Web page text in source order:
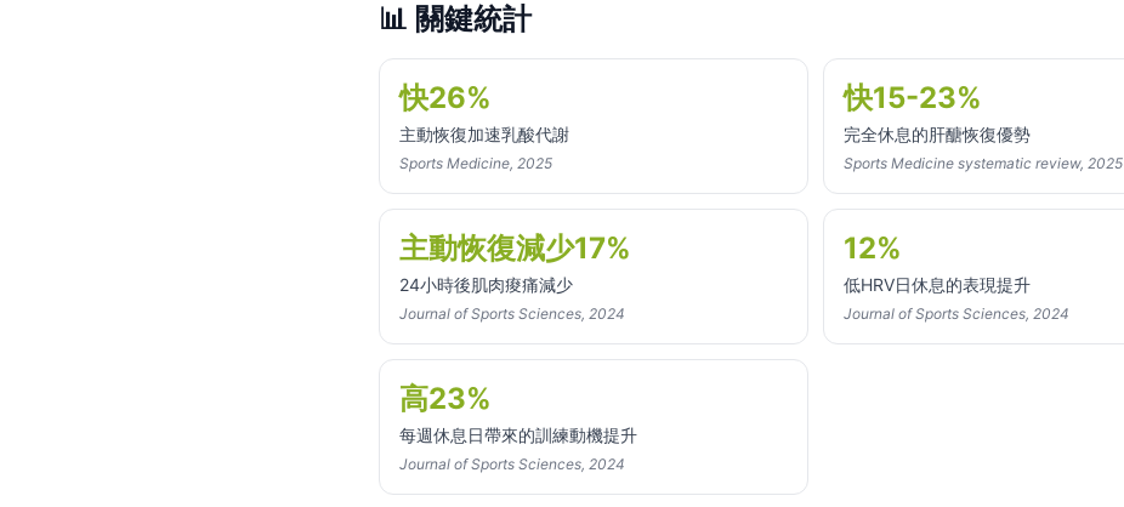
📊 關鍵統計
快26%
主動恢復加速乳酸代謝
Sports Medicine, 2025
快15-23%
完全休息的肝醣恢復優勢
Sports Medicine systematic review, 2025
主動恢復減少17%
24小時後肌肉痠痛減少
Journal of Sports Sciences, 2024
12%
低HRV日休息的表現提升
Journal of Sports Sciences, 2024
高23%
每週休息日帶來的訓練動機提升
Journal of Sports Sciences, 2024